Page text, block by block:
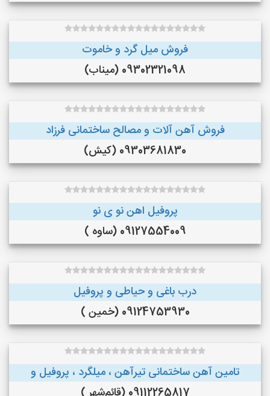
فروش میل گرد و خاموت
09302321098 (میناب)
فروش آهن آلات و مصالح ساختمانی فرزاد
09303681830 (کیش)
پروفیل اهن نو ی نو
09127554009 (ساوه )
درب باغی و حیاطی و پروفیل
09124753930 (خمین )
تامین آهن ساختمانی تیرآهن ، میلگرد ، پروفیل و